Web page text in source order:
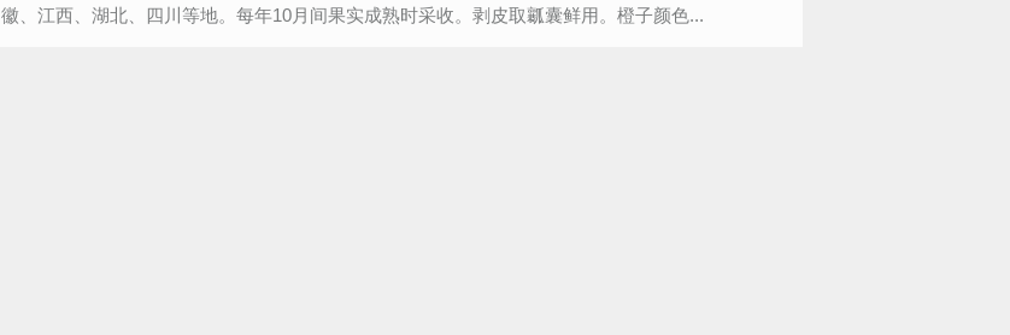
徽、江西、湖北、四川等地。每年10月间果实成熟时采收。剥皮取瓤囊鲜用。橙子颜色...